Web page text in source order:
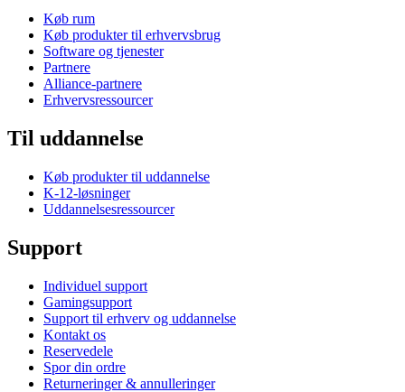
Køb rum
Køb produkter til erhvervsbrug
Software og tjenester
Partnere
Alliance-partnere
Erhvervsressourcer
Til uddannelse
Køb produkter til uddannelse
K-12-løsninger
Uddannelsesressourcer
Support
Individuel support
Gamingsupport
Support til erhverv og uddannelse
Kontakt os
Reservedele
Spor din ordre
Returneringer & annulleringer